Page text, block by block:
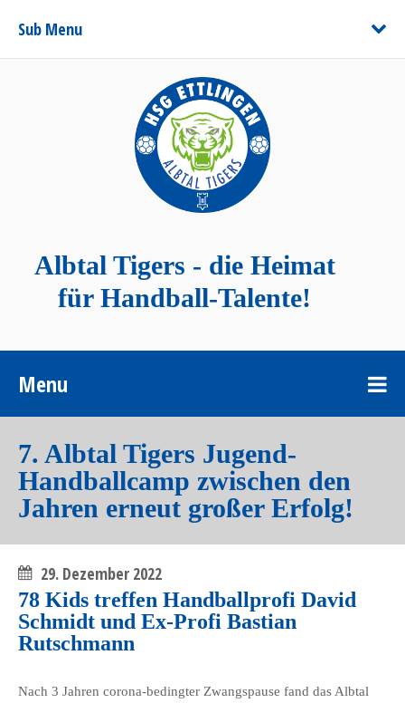
Sub Menu
Albtal Tigers - die Heimat
für Handball-Talente!
Menu
7. Albtal Tigers Jugend-
Handballcamp zwischen den
Jahren erneut großer Erfolg!
29. Dezember 2022
78 Kids treffen Handballprofi David
Schmidt und Ex-Profi Bastian
Rutschmann
Nach 3 Jahren corona-bedingter Zwangspause fand das Albtal